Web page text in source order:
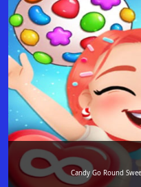
Candy Go Round